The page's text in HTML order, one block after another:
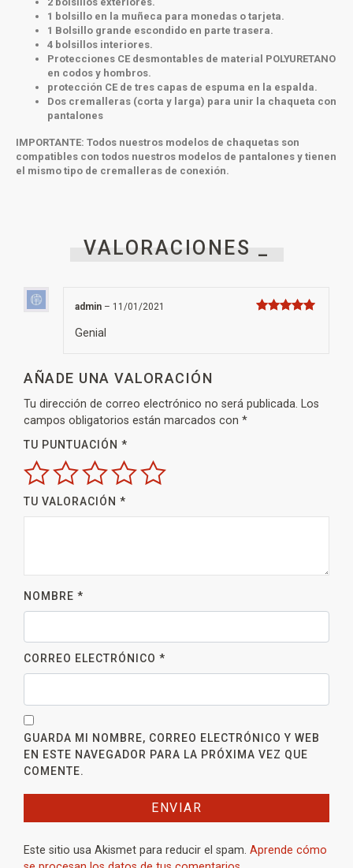
1 bolsillo en la muñeca para monedas o tarjeta.
1 Bolsillo grande escondido en parte trasera.
4 bolsillos interiores.
Protecciones CE desmontables de material POLYURETANO
en codos y hombros.
protección CE de tres capas de espuma en la espalda.
Dos cremalleras (corta y larga) para unir la chaqueta con
pantalones
IMPORTANTE: Todos nuestros modelos de chaquetas son
compatibles con todos nuestros modelos de pantalones y tienen
el mismo tipo de cremalleras de conexión.
VALORACIONES _
admin – 11/01/2021
Genial
AÑADE UNA VALORACIÓN
Tu dirección de correo electrónico no será publicada. Los
campos obligatorios están marcados con *
TU PUNTUACIÓN *
TU VALORACIÓN *
NOMBRE *
CORREO ELECTRÓNICO *
GUARDA MI NOMBRE, CORREO ELECTRÓNICO Y WEB
EN ESTE NAVEGADOR PARA LA PRÓXIMA VEZ QUE
COMENTE.
Este sitio usa Akismet para reducir el spam. Aprende cómo